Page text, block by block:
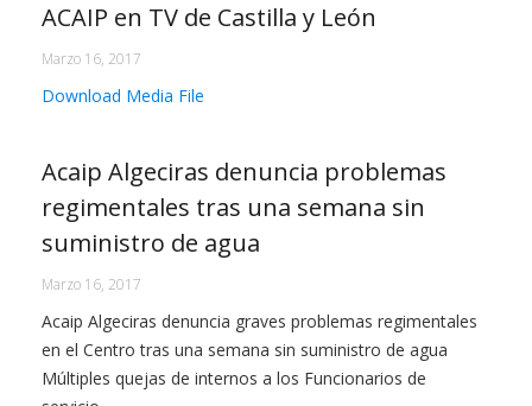
ACAIP en TV de Castilla y León
Marzo 16, 2017
Download Media File
Acaip Algeciras denuncia problemas
regimentales tras una semana sin
suministro de agua
Marzo 16, 2017
Acaip Algeciras denuncia graves problemas regimentales
en el Centro tras una semana sin suministro de agua
Múltiples quejas de internos a los Funcionarios de